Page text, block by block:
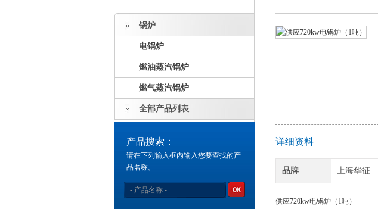
锅炉
电锅炉
燃油蒸汽锅炉
燃气蒸汽锅炉
全部产品列表
产品搜索：
请在下列输入框内输入您要查找的产
品名称。
详细资料
品牌 上海华征
供应720kw电锅炉（1吨）